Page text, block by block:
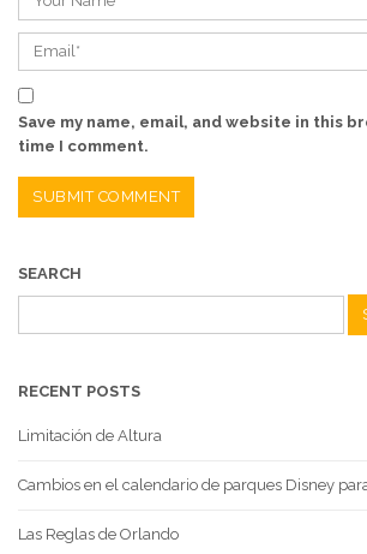
Save my name, email, and website in this
time I comment.
SEARCH
RECENT POSTS
Limitación de Altura
Cambios en el calendario de parques Disney
Las Reglas de Orlando